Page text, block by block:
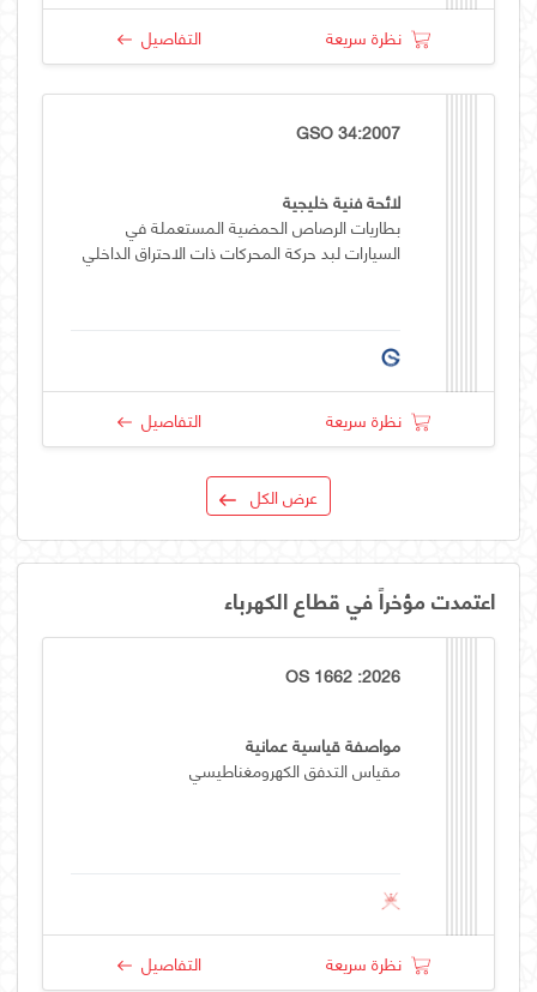
نظرة سريعة التفاصيل
GSO 34:2007
لائحة فنية خليجية
بطاريات الرصاص الحمضية المستعملة في
السيارات لبد حركة المحركات ذات الاحتراق الداخلي
نظرة سريعة التفاصيل
عرض الكل
اعتمدت مؤخراً في قطاع الكهرباء
OS 1662 :2026
مواصفة قياسية عمانية
مقياس التدفق الكهرومغناطيسي
نظرة سريعة التفاصيل